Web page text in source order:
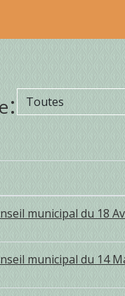
: Toutes
municipal du 18
municipal du 14